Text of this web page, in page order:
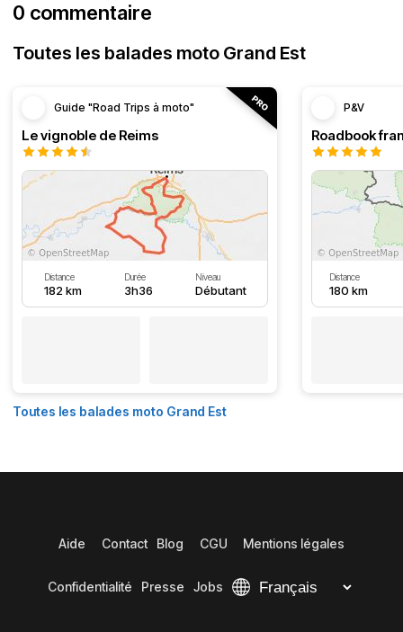
0 commentaire
Toutes les balades moto Grand Est
Guide "Road Trips à moto"
Le vignoble de Reims
Distance
182 km
Durée
3h36
Niveau
Débutant
P&V
Distance
180 km
Toutes les balades moto Grand Est
Aide Contact Blog CGU Mentions légales
Confidentialité Presse Jobs